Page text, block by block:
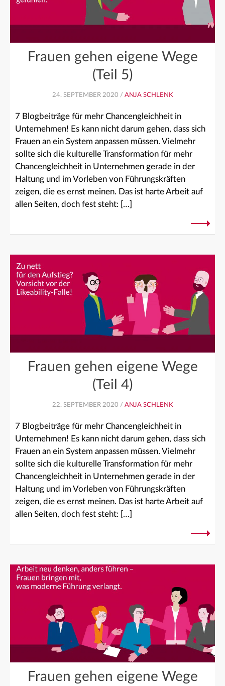
Frauen gehen eigene Wege
(Teil 5)
24. SEPTEMBER 2020 / ANJA SCHLENK
7 Blogbeiträge für mehr Chancengleichheit in
Unternehmen! Es kann nicht darum gehen, dass sich
Frauen an ein System anpassen müssen. Vielmehr
sollte sich die kulturelle Transformation für mehr
Chancengleichheit in Unternehmen gerade in der
Haltung und im Vorleben von Führungskräften
zeigen, die es ernst meinen. Das ist harte Arbeit auf
allen Seiten, doch fest steht: […]
Frauen gehen eigene Wege
(Teil 4)
22. SEPTEMBER 2020 / ANJA SCHLENK
7 Blogbeiträge für mehr Chancengleichheit in
Unternehmen! Es kann nicht darum gehen, dass sich
Frauen an ein System anpassen müssen. Vielmehr
sollte sich die kulturelle Transformation für mehr
Chancengleichheit in Unternehmen gerade in der
Haltung und im Vorleben von Führungskräften
zeigen, die es ernst meinen. Das ist harte Arbeit auf
allen Seiten, doch fest steht: […]
Frauen gehen eigene Wege